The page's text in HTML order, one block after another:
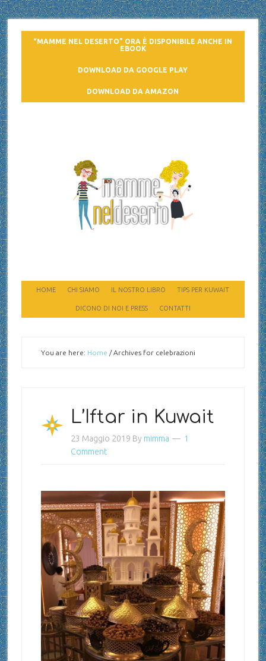
“MAMME NEL DESERTO” ORA È DISPONIBILE ANCHE IN
EBOOK
DOWNLOAD DA GOOGLE PLAY
DOWNLOAD DA AMAZON
HOME CHI SIAMO IL NOSTRO LIBRO TIPS PER KUWAIT
DICONO DI NOI E PRESS CONTATTI
You are here: Home /Archives for celebrazioni
L’Iftar in Kuwait
23 Maggio 2019 By mimma
1
Comment